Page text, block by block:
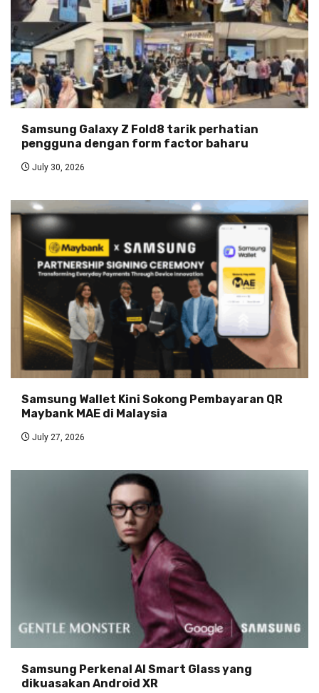
Samsung Galaxy Z Fold8 tarik perhatian
pengguna dengan form factor baharu
July 30, 2026
Samsung Wallet Kini Sokong Pembayaran QR
Maybank MAE di Malaysia
July 27, 2026
Samsung Perkenal AI Smart Glass yang
dikuasakan Android XR